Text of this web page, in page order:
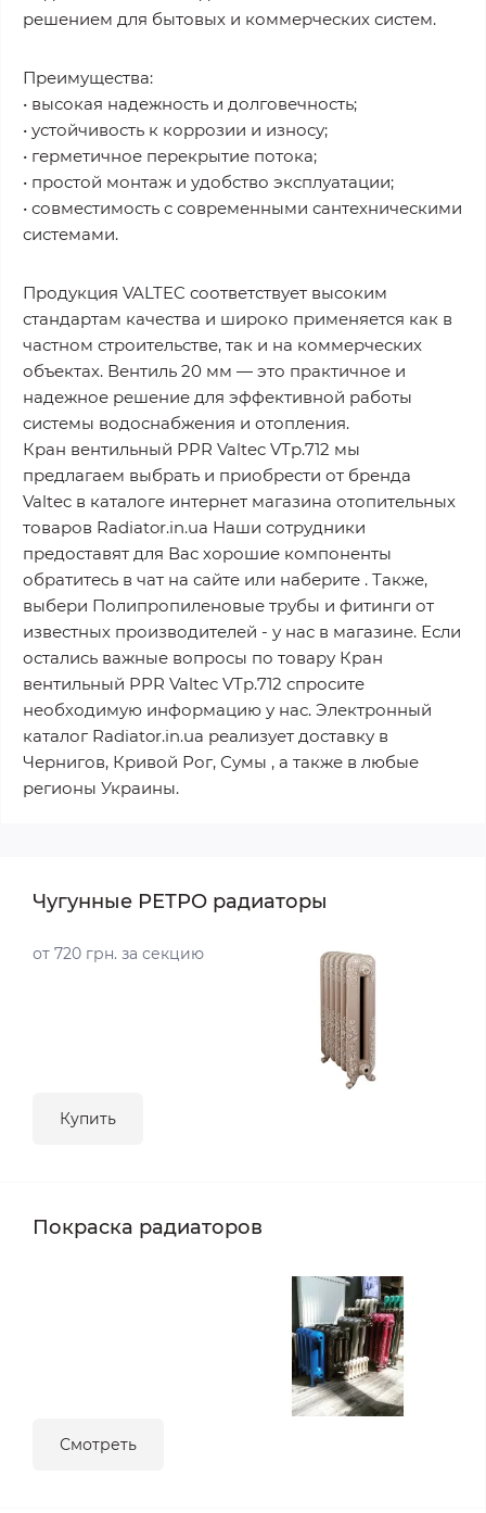
решением для бытовых и коммерческих систем.
Преимущества:
• высокая надежность и долговечность;
• устойчивость к коррозии и износу;
• герметичное перекрытие потока;
• простой монтаж и удобство эксплуатации;
• совместимость с современными сантехническими
системами.
Продукция VALTEC соответствует высоким
стандартам качества и широко применяется как в
частном строительстве, так и на коммерческих
объектах. Вентиль 20 мм — это практичное и
надежное решение для эффективной работы
системы водоснабжения и отопления.
Кран вентильный PPR Valtec VTp.712 мы
предлагаем выбрать и приобрести от бренда
Valtec в каталоге интернет магазина отопительных
товаров Radiator.in.ua Наши сотрудники
предоставят для Вас хорошие компоненты
обратитесь в чат на сайте или наберите . Также,
выбери Полипропиленовые трубы и фитинги от
известных производителей - у нас в магазине. Если
остались важные вопросы по товару Кран
вентильный PPR Valtec VTp.712 спросите
необходимую информацию у нас. Электронный
каталог Radiator.in.ua реализует доставку в
Чернигов, Кривой Рог, Сумы , а также в любые
регионы Украины.
Чугунные РЕТРО радиаторы
от 720 грн. за секцию
Купить
Покраска радиаторов
Смотреть